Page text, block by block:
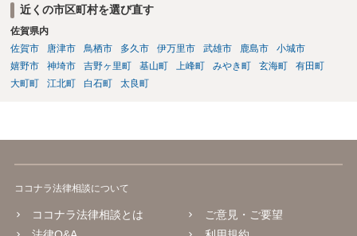
近くの市区町村を選び直す
佐賀県内
佐賀市
唐津市 鳥栖市 多久市 伊万里市 武雄市 鹿島市
小城市
嬉野市
神埼市 吉野ヶ里町 基山町 上峰町 みやき町 玄海町
有田町
大町町
江北町 白石町 太良町
ココナラ法律相談について
ココナラ法律相談とは
ご意見・ご要望